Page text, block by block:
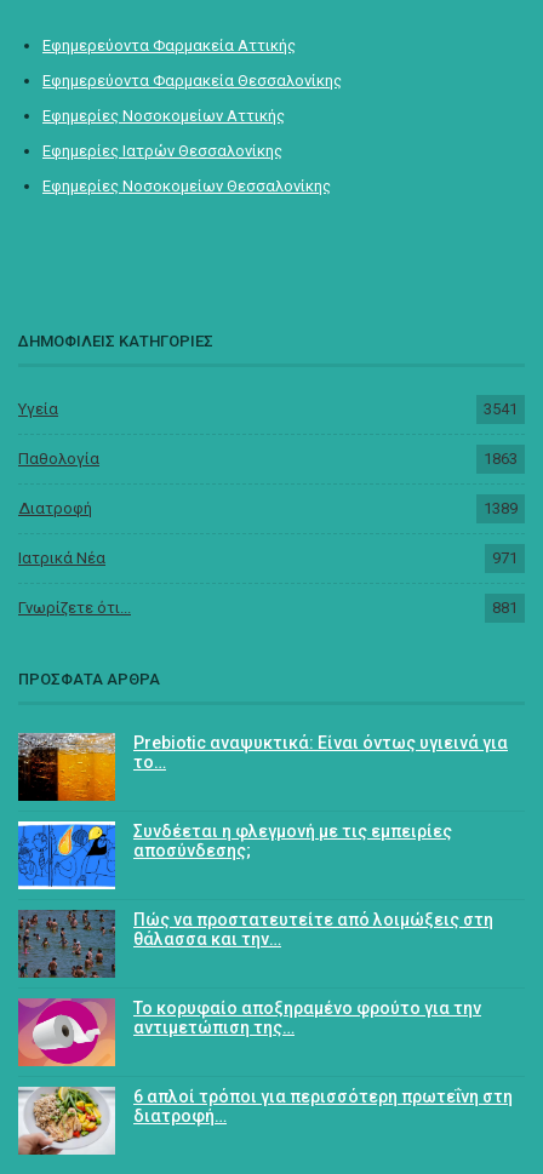
Εφημερεύοντα Φαρμακεία Αττικής
Εφημερεύοντα Φαρμακεία Θεσσαλονίκης
Εφημερίες Νοσοκομείων Αττικής
Εφημερίες Ιατρών Θεσσαλονίκης
Εφημερίες Νοσοκομείων Θεσσαλονίκης
ΔΗΜΟΦΙΛΕΙΣ ΚΑΤΗΓΟΡΙΕΣ
Υγεία 3541
Παθολογία 1863
Διατροφή 1389
Ιατρικά Νέα 971
Γνωρίζετε ότι... 881
ΠΡΟΣΦΑΤΑ ΑΡΘΡΑ
Prebiotic αναψυκτικά: Είναι όντως υγιεινά για
το…
Συνδέεται η φλεγμονή με τις εμπειρίες
αποσύνδεσης;
Πώς να προστατευτείτε από λοιμώξεις στη
θάλασσα και την…
Το κορυφαίο αποξηραμένο φρούτο για την
αντιμετώπιση της…
6 απλοί τρόποι για περισσότερη πρωτεΐνη στη
διατροφή…